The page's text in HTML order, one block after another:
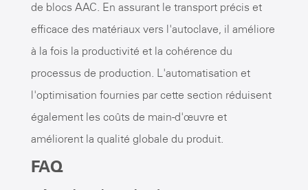
de blocs AAC. En assurant le transport précis et
efficace des matériaux vers l'autoclave, il améliore
à la fois la productivité et la cohérence du
processus de production. L'automatisation et
l'optimisation fournies par cette section réduisent
également les coûts de main-d'œuvre et
améliorent la qualité globale du produit.
FAQ